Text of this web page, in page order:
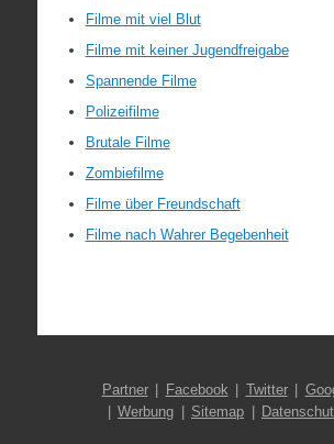
Filme mit viel Blut
Filme mit keiner Jugendfreigabe
Spannende Filme
Polizeifilme
Brutale Filme
Zombiefilme
Filme über Freundschaft
Filme nach Wahrer Begebenheit
Partner Facebook Twitter
Werbung
Sitemap